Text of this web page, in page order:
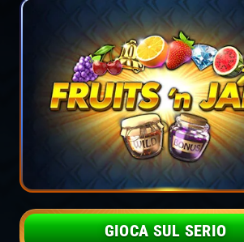
GIOCA SUL SERIO